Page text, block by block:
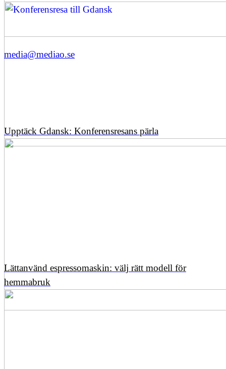
Upptäck Gdansk: Konferensresans pärla
Lättanvänd espressomaskin: välj rätt modell för
hemmabruk
media@mediao.se